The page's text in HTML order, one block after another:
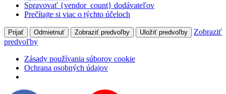
Spravovať {vendor_count} dodávateľov
Prečítajte si viac o týchto účeloch
Prijať Odmietnuť Zobraziť predvoľby Uložiť predvoľby
Zobraziť
predvoľby
Zásady používania súborov cookie
Ochrana osobných údajov
Kaunas, Litva
Projekty